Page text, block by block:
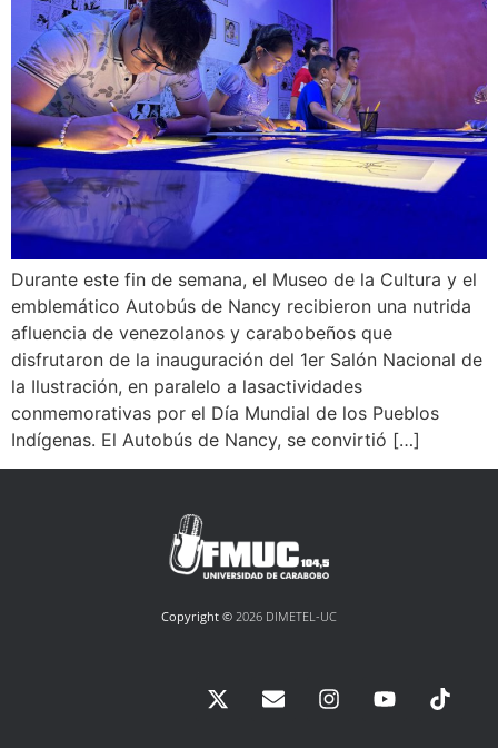
Durante este fin de semana, el Museo de la Cultura y el
emblemático Autobús de Nancy recibieron una nutrida
afluencia de venezolanos y carabobeños que
disfrutaron de la inauguración del 1er Salón Nacional de
la Ilustración, en paralelo a lasactividades
conmemorativas por el Día Mundial de los Pueblos
Indígenas. El Autobús de Nancy, se convirtió […]
Copyright © 2026 DIMETEL-UC